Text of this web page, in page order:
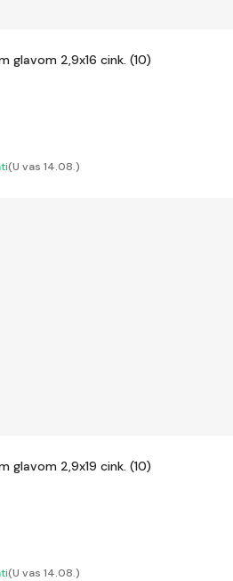
glavom 2,9x16 cink. (10)
(U vas 14.08.)
glavom 2,9x19 cink. (10)
(U vas 14.08.)